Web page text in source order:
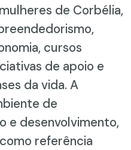
de Corbélia,
cursos
de apoio e
da vida. A
de
e desenvolvimento,
referência